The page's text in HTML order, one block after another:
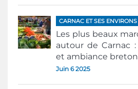
CARNAC ET SES ENVIRONS
Les plus beaux
autour de Carnac :
et ambiance
Juin 6 2025